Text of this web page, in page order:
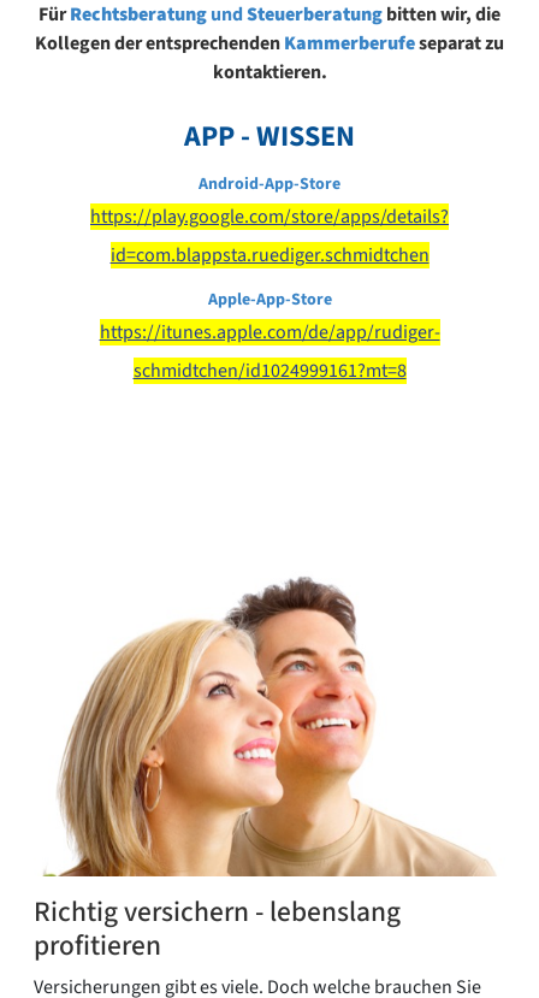
FürRechtsberatungundSteuerberatungbitten wir, die
Kollegen der entsprechendenKammerberufeseparat zu
kontaktieren.
APP - WISSEN
Android-App-Store
https://play.google.com/store/apps/details?
id=com.blappsta.ruediger.schmidtchen
Apple-App-Store
https://itunes.apple.com/de/app/rudiger-
schmidtchen/id1024999161?mt=8
Richtig versichern - lebenslang
profitieren
Versicherungen gibt es viele. Doch welche brauchen Sie